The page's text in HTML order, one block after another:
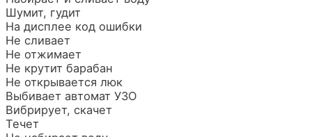
Шумит, гудит
На дисплее код ошибки
Не сливает
Не отжимает
Не крутит барабан
Не открывается люк
Выбивает автомат УЗО
Вибрирует, скачет
Течет